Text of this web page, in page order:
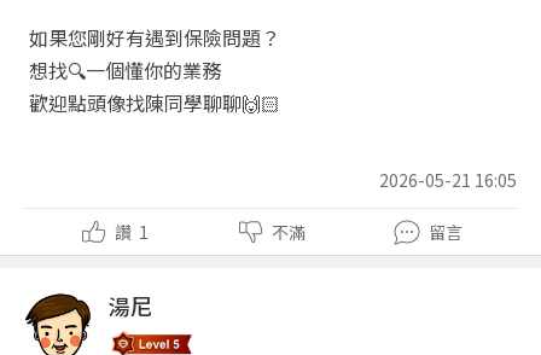
如果您剛好有遇到保險問題？
想找🔍一個懂你的業務
歡迎點頭像找陳同學聊聊🙌🏻
2026-05-21 16:05
讚 1 不滿 留言
湯尼